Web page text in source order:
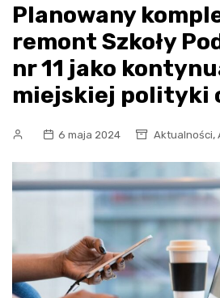
Planowany
remont Szkoły
nr 11 jako
miejskiej polityki
6 maja 2024 Aktualności,